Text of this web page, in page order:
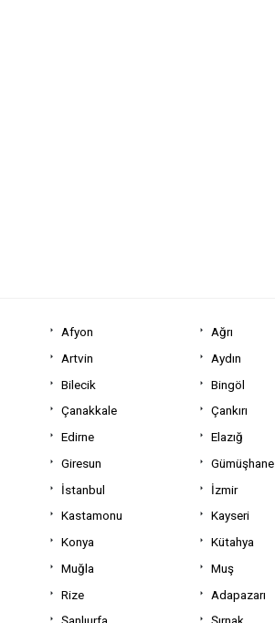
Afyon Ağrı
Artvin Aydın
Bilecik Bingöl
Çanakkale Çankırı
Edirne Elazığ
Giresun Gümüşhane
İstanbul İzmir
Kastamonu Kayseri
Konya Kütahya
Muğla Muş
Rize Adapazarı